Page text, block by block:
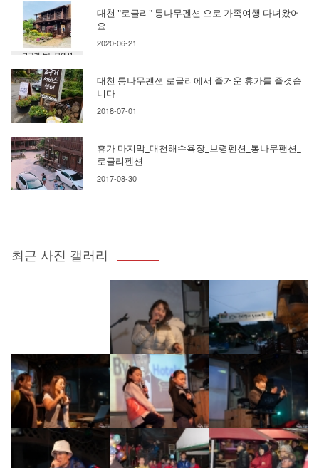
대천 "로글리" 통나무펜션 으로 가족여행 다녀왔어
요
2020-06-21
대천 통나무펜션 로글리에서 즐거운 휴가를 즐겻습
니다
2018-07-01
휴가 마지막_대천해수욕장_보령펜션_통나무팬션_
로글리펜션
2017-08-30
최근 사진 갤러리